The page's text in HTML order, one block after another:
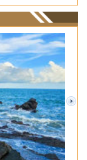
next